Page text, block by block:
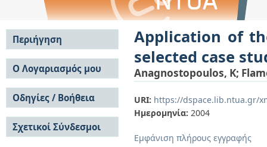
Application of
selected case
Anagnostopoulos, K;
URI: https://dspace.lib.ntua.gr/
Ημερομηνία: 2004
Εμφάνιση πλήρους εγγραφής
Περιήγηση
Σε όλο το DSpace
Κοινότητες & Συλλογές
Ανά Ημερομηνία
Έκδοσης
Συγγραφείς
Τίτλοι
Θέματα
Ο Λογαριασμός μου
Σύνδεση
Εγγραφή
Οδηγίες / Βοήθεια
Οδηγίες Υποβολής
Οδηγίες Χρήσης ΙΑ
Συχνές Ερωτήσεις
Σχετικοί Σύνδεσμοι